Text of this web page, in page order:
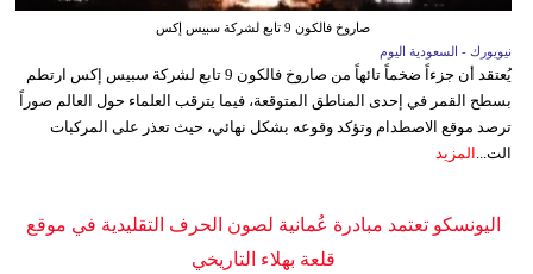
صاروخ فالكون 9 تابع لشركة سبيس إكس
نيويورك - السعودية اليوم
يُعتقد أن جزءاً ضخماً تائهاً من صاروخ فالكون 9 تابع لشركة سبيس إكس ارتطم
بسطح القمر في إحدى المناطق المتوقعة، فيما يترقب العلماء حول العالم صوراً
ترصد موقع الاصطدام وتؤكد وقوعه بشكل نهائي، حيث تعذر على المركبات
الت... المزيد
اليونسكو تعتمد مبادرة عُمانية لصون الحرف التقليدية في موقع
قلعة بهلاء التاريخي